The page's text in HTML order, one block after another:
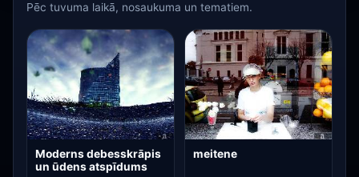
Pēc tuvuma laikā, nosaukuma un tematiem.
Moderns debesskrāpis
un ūdens atspīdums
meitene